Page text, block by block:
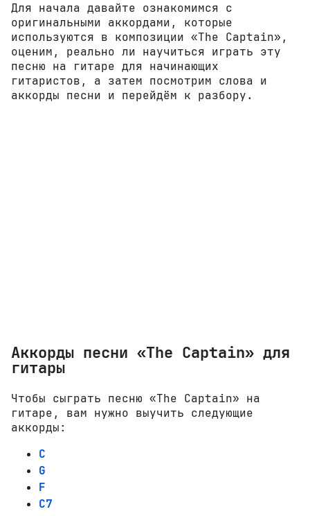
Для начала давайте ознакомимся с
оригинальными аккордами, которые
используются в композиции «The Captain»,
оценим, реально ли научиться играть эту
песню на гитаре для начинающих
гитаристов, а затем посмотрим слова и
аккорды песни и перейдём к разбору.
Аккорды песни «The Captain» для
гитары
Чтобы сыграть песню «The Captain» на
гитаре, вам нужно выучить следующие
аккорды:
C
G
F
C7